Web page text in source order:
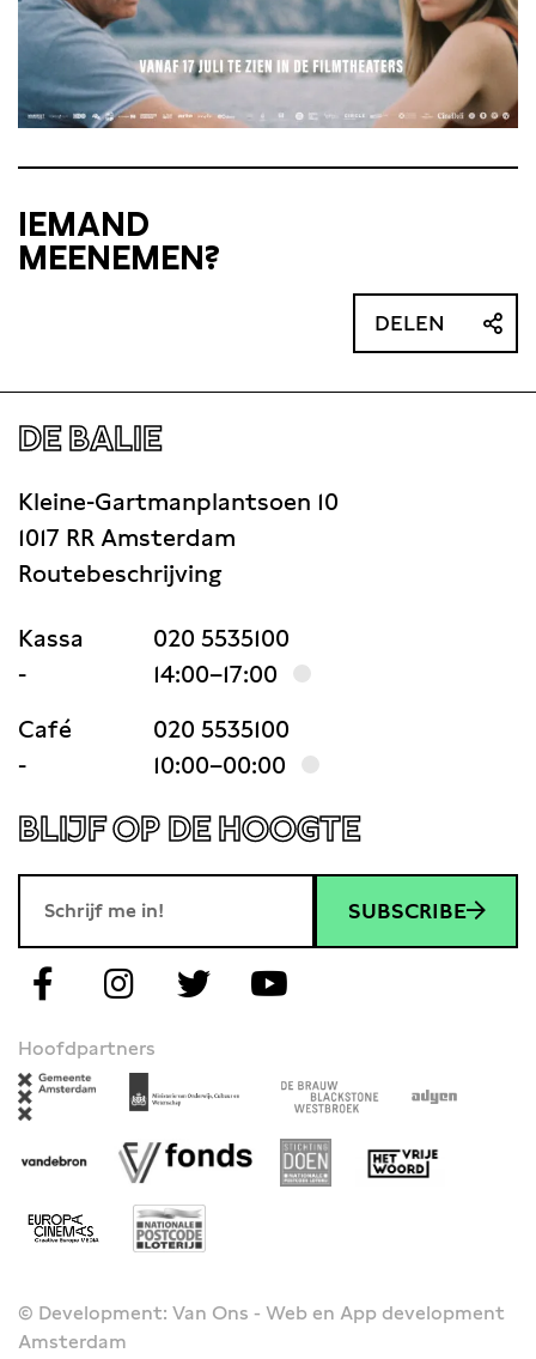
IEMAND
MEENEMEN?
DELEN
DE BALIE
Kleine-Gartmanplantsoen 10
1017 RR Amsterdam
Routebeschrijving
Kassa
020 5535100
-
14:00–17:00
Café
020 5535100
-
10:00–00:00
BLIJF OP DE HOOGTE
SUBSCRIBE
Hoofdpartners
© Development: Van Ons - Web en App development
Amsterdam